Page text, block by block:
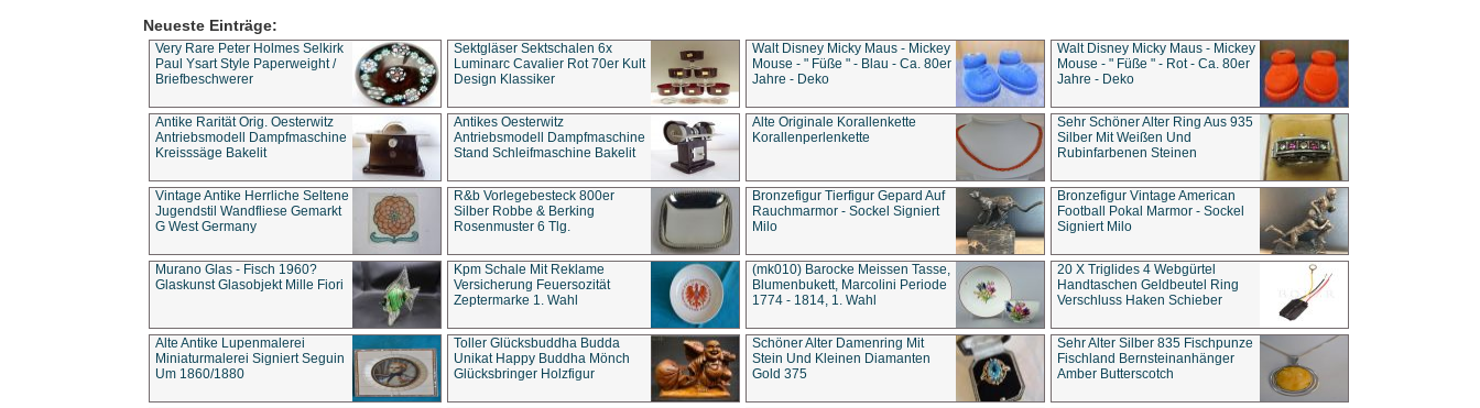
Neueste Einträge:
Very Rare Peter Holmes Selkirk
Paul Ysart Style Paperweight /
Briefbeschwerer
Sektgläser Sektschalen 6x
Luminarc Cavalier Rot 70er Kult
Design Klassiker
Walt Disney Micky Maus - Mickey
Mouse - " Füße " - Blau - Ca. 80er
Jahre - Deko
Walt Disney Micky Maus - Mickey
Mouse - " Füße " - Rot - Ca. 80er
Jahre - Deko
Antike Rarität Orig. Oesterwitz
Antriebsmodell Dampfmaschine
Kreisssäge Bakelit
Antikes Oesterwitz
Antriebsmodell Dampfmaschine
Stand Schleifmaschine Bakelit
Alte Originale Korallenkette
Korallenperlenkette
Sehr Schöner Alter Ring Aus 935
Silber Mit Weißen Und
Rubinfarbenen Steinen
Vintage Antike Herrliche Seltene
Jugendstil Wandfliese Gemarkt
G West Germany
R&b Vorlegebesteck 800er
Silber Robbe & Berking
Rosenmuster 6 Tlg.
Bronzefigur Tierfigur Gepard Auf
Rauchmarmor - Sockel Signiert
Milo
Bronzefigur Vintage American
Football Pokal Marmor - Sockel
Signiert Milo
Murano Glas - Fisch 1960?
Glaskunst Glasobjekt Mille Fiori
Kpm Schale Mit Reklame
Versicherung Feuersozität
Zeptermarke 1. Wahl
(mk010) Barocke Meissen Tasse,
Blumenbukett, Marcolini Periode
1774 - 1814, 1. Wahl
20 X Triglides 4 Webgürtel
Handtaschen Geldbeutel Ring
Verschluss Haken Schieber
Alte Antike Lupenmalerei
Miniaturmalerei Signiert Seguin
Um 1860/1880
Toller Glücksbuddha Budda
Unikat Happy Buddha Mönch
Glücksbringer Holzfigur
Schöner Alter Damenring Mit
Stein Und Kleinen Diamanten
Gold 375
Sehr Alter Silber 835 Fischpunze
Fischland Bernsteinanhänger
Amber Butterscotch